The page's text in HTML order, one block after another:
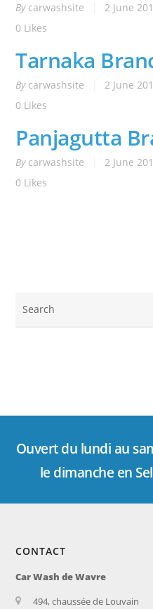
By carwashsite 2 June
0 Likes
Tarnaka
By carwashsite 2 June
0 Likes
Panjagutta
By carwashsite 2 June
0 Likes
Ouvert du lundi au
le dimanche en
CONTACT
Car Wash de Wavre
494, chaussée de Louvain